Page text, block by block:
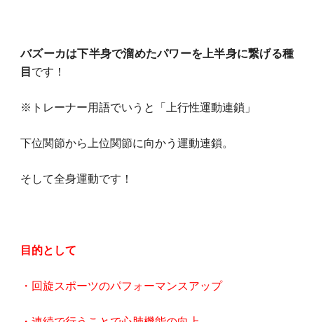
バズーカは下半身で溜めたパワーを上半身に繋げる種
目 です！
※トレーナー用語でいうと「上行性運動連鎖」
下位関節から上位関節に向かう運動連鎖。
そして全身運動です！
目的として
・回旋スポーツのパフォーマンスアップ